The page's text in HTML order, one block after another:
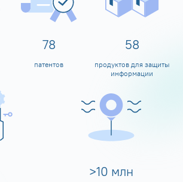
80
патентов
60
продуктов для защиты
информации
>10 млн